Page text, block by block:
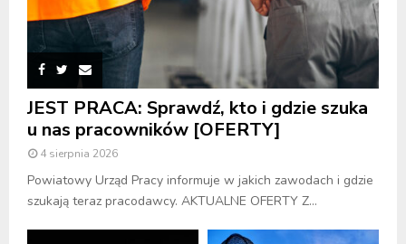
JEST PRACA: Sprawdź, kto i gdzie szuka
u nas pracowników [OFERTY]
4 sierpnia 2026
Powiatowy Urząd Pracy informuje w jakich zawodach i gdzie
szukają teraz pracodawcy. AKTUALNE OFERTY Z...